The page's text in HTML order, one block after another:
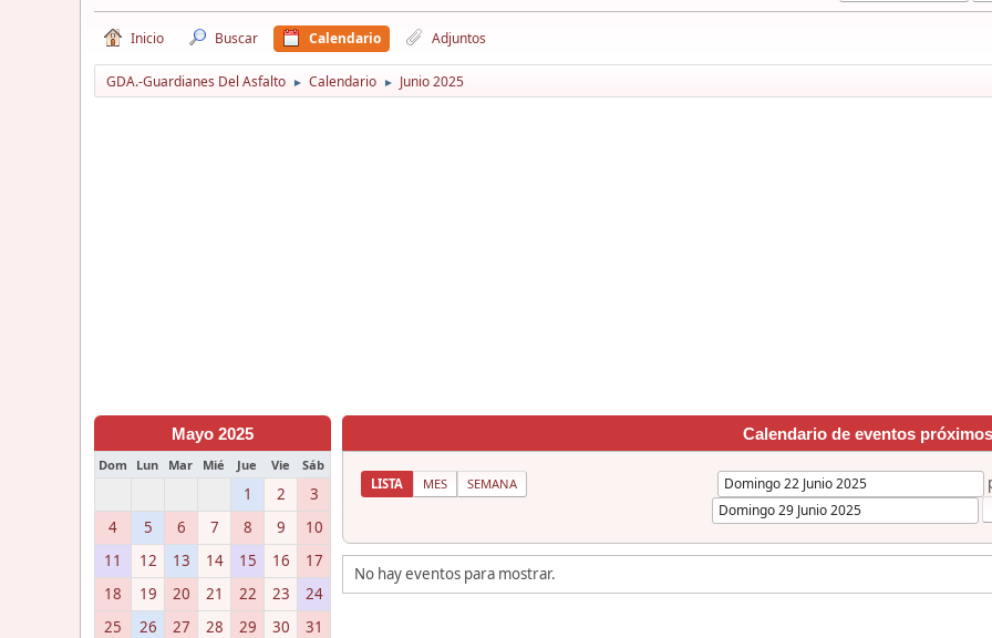
Inicio Buscar Calendario Adjuntos
GDA.-Guardianes Del Asfalto ► Calendario ► Junio 2025
Mayo 2025
Dom Lun Mar Mié Jue Vie Sáb
1 2
3
4
5 6 7 8 9
10
11
12 13 14 15 16
17
18
19 20 21 22 23
24
25
26 27 28 29 30 31
Calendario de eventos próximos
LISTA MES SEMANA
No hay eventos para mostrar.